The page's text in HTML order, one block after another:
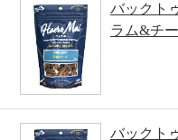
バックト
ラム&チ
バックト